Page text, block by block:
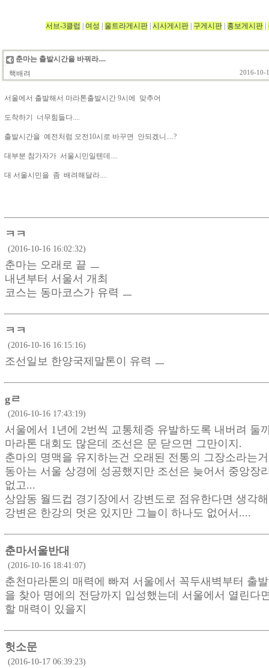
서브-3클럽 여성 울트라게시판 시사게시판 구게시판 홍보게시판
춘마는 출발시간을 바꿔라....
핵배려
2016-10-
서울에서 출발해서 마라톤출발시간 9시에 맞추어
도착하기 너무힘들다....
출발시간을 예전처럼 오전10시로 바꾸면 안되겠니....?
대부분 참가자가 서울시민일텐데....
대 서울시민을 좀 배려해달라....
ㅋㅋ
(2016-10-16 16:02:32)
춘마는 오래로 끝 ㅡ
내년부터 서울서 개최
코스는 동마코스가 유력 ㅡ
ㅋㅋ
(2016-10-16 16:15:16)
조선일보 한양국제말톤이 유력 ㅡ
gㄹ
(2016-10-16 17:43:19)
서울에서 1년에 2번씩 교통체증 유발하도록 내버려 둘
마라톤 대회도 많은데 조선은 문 닫으면 그만이지.
춘마의 명맥을 유지하는건 오래된 전통의 그장소라는
동아는 서울 상경에 성공했지만 조선은 늦어서 중앙장
없고...
상암동 월드컵 경기장에서 강변도로 점유한다면 생각
강변은 한강의 멋은 있지만 그늘이 하나도 없어서....
춘마서울반대
(2016-10-16 18:41:07)
춘천마라톤의 매력에 빠져 서울에서 꼭두새벽부터 출
을 찾아 명에의 전당까지 입성했는데 서울에서 열린다
할 매력이 있을지
헛소문
(2016-10-17 06:39:23)